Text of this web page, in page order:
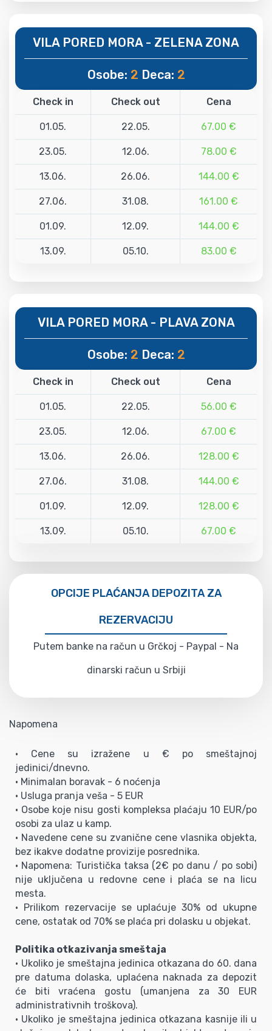
VILA PORED MORA - ZELENA ZONA
Osobe: 2 Deca: 2
Check in Check out Cena
01.05. 22.05. 67.00 €
23.05. 12.06. 78.00 €
13.06. 26.06. 144.00 €
27.06. 31.08. 161.00 €
01.09. 12.09. 144.00 €
13.09. 05.10. 83.00 €
VILA PORED MORA - PLAVA ZONA
Osobe: 2 Deca: 2
Check in Check out Cena
01.05. 22.05. 56.00 €
23.05. 12.06. 67.00 €
13.06. 26.06. 128.00 €
27.06. 31.08. 144.00 €
01.09. 12.09. 128.00 €
13.09. 05.10. 67.00 €
OPCIJE PLAĆANJA DEPOZITA ZA
REZERVACIJU
Putem banke na račun u Grčkoj - Paypal - Na
dinarski račun u Srbiji
Napomena
• Cene su izražene u € po smeštajnoj
jedinici/dnevno.
• Minimalan boravak - 6 noćenja
• Usluga pranja veša - 5 EUR
• Osobe koje nisu gosti kompleksa plaćaju 10 EUR/po
osobi za ulaz u kamp.
• Navedene cene su zvanične cene vlasnika objekta,
bez ikakve dodatne provizije posrednika.
• Napomena: Turistička taksa (2€ po danu / po sobi)
nije uključena u redovne cene i plaća se na licu
mesta.
• Prilikom rezervacije se uplaćuje 30% od ukupne
cene, ostatak od 70% se plaća pri dolasku u objekat.
Politika otkazivanja smeštaja
• Ukoliko je smeštajna jedinica otkazana do 60. dana
pre datuma dolaska, uplaćena naknada za depozit
će biti vraćena gostu (umanjena za 30 EUR
administrativnih troškova).
• Ukoliko je smeštajna jedinica otkazana kasnije ili u